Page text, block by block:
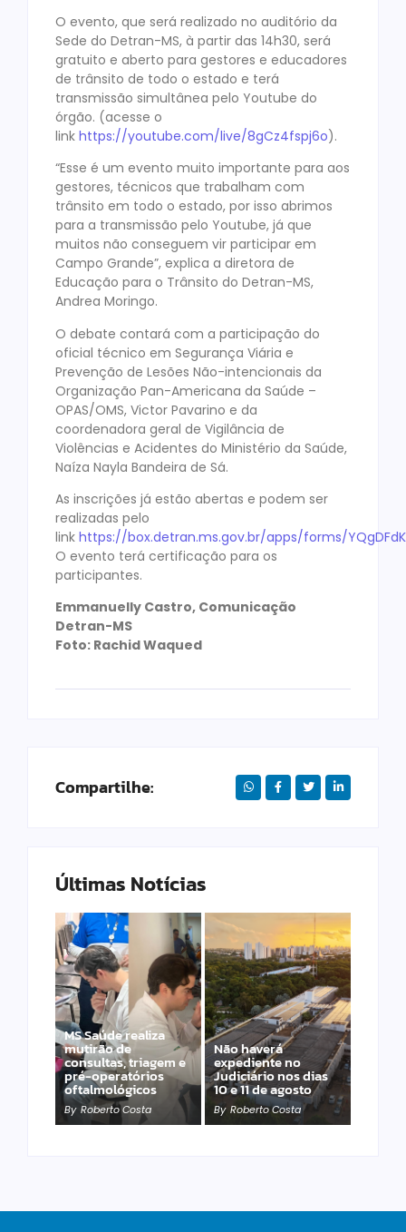
O evento, que será realizado no auditório da
Sede do Detran-MS, à partir das 14h30, será
gratuito e aberto para gestores e educadores
de trânsito de todo o estado e terá
transmissão simultânea pelo Youtube do
órgão. (acesse o
link https://youtube.com/live/8gCz4fspj6o).
“Esse é um evento muito importante para aos
gestores, técnicos que trabalham com
trânsito em todo o estado, por isso abrimos
para a transmissão pelo Youtube, já que
muitos não conseguem vir participar em
Campo Grande”, explica a diretora de
Educação para o Trânsito do Detran-MS,
Andrea Moringo.
O debate contará com a participação do
oficial técnico em Segurança Viária e
Prevenção de Lesões Não-intencionais da
Organização Pan-Americana da Saúde –
OPAS/OMS, Victor Pavarino e da
coordenadora geral de Vigilância de
Violências e Acidentes do Ministério da Saúde,
Naíza Nayla Bandeira de Sá.
As inscrições já estão abertas e podem ser
realizadas pelo
link https://box.detran.ms.gov.br/apps/forms/
O evento terá certificação para os
participantes.
Emmanuelly Castro, Comunicação
Detran-MS
Foto: Rachid Waqued
Compartilhe:
Últimas Notícias
MS Saúde realiza
mutirão de
consultas, triagem e
pré-operatórios
oftalmológicos
By Roberto Costa
Não haverá
expediente no
Judiciário nos dias
10 e 11 de agosto
By Roberto Costa
Engasgo pode matar
em poucos minutos;
aprenda agir
corretamente
By Roberto Costa